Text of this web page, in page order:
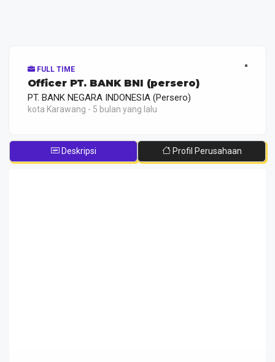
FULL TIME
Officer PT. BANK BNI (persero)
PT. BANK NEGARA INDONESIA (Persero)
kota Karawang - 5 bulan yang lalu
Deskripsi Profil Perusahaan